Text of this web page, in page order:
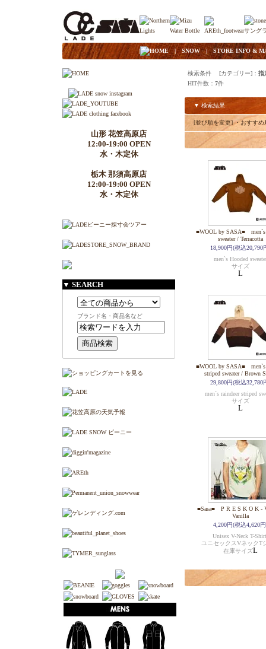
| HOME|SNOW| STORE INFO &
山形 花笠高原店
12:00-19:00 OPEN
水・木定休
栃木 那須高原店
12:00-19:00 OPEN
水・木定休
▼ SEARCH
ブランド名・商品名など
検索条件 [カテゴリー]： 指
HIT件数： 7件
▼ 検索結果
[並び順を変更]・おすすめ
■WOOL by SASA■ men`s
sweater / Terracotta
18,900円(税込20,790
men`s Hooded
サイズ
L
■WOOL by SASA■ men`s
striped sweater / Brown
29,800円(税込32,780
men`s raindeer striped
サイズ
L
■Sasa■ P R E S K O K -
Vanilla
4,200円(税込4,620
Unisex V-Neck T-
ユニセックスVネックT
在庫サイズL